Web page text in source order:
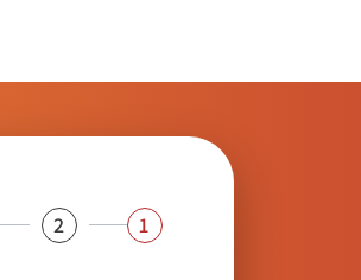
1
2